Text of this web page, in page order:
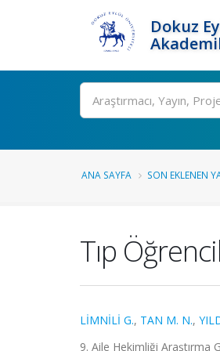
Dokuz
Ara
ANA SAYFA SON EKLENEN
Tıp
LİMNİLİ G., TAN M. N.,
9. Aile Hekimliği Araştırma